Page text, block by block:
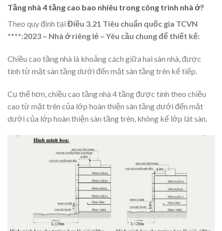
Tầng nhà 4 tầng cao bao nhiêu trong công trình nhà ở?
Theo quy định tại Điều 3.21 Tiêu chuẩn quốc gia TCVN
****:2023 – Nhà ở riêng lẻ – Yêu cầu chung để thiết kế:
Chiều cao tầng nhà là khoảng cách giữa hai sàn nhà, được
tính từ mặt sàn tầng dưới đến mặt sàn tầng trên kế tiếp.
Cụ thể hơn, chiều cao tầng nhà 4 tầng được tính theo chiều
cao từ mặt trên của lớp hoàn thiện sàn tầng dưới đến mặt
dưới của lớp hoàn thiện sàn tầng trên, không kể lớp lát sàn.